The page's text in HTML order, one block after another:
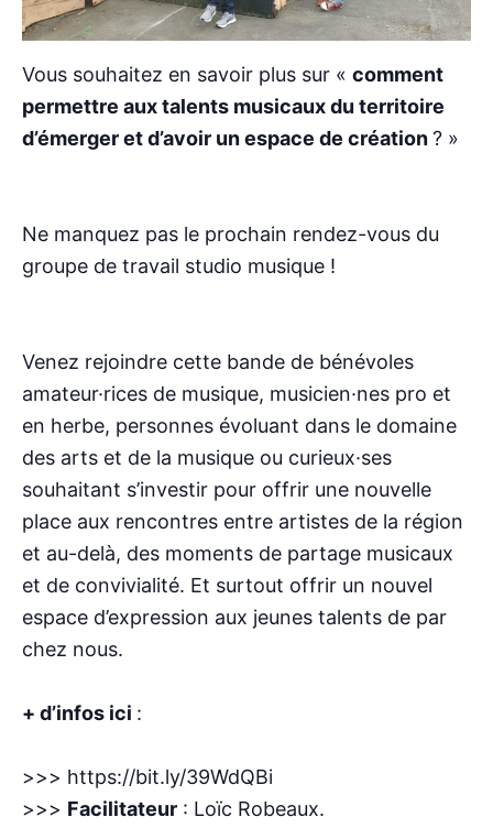
Vous souhaitez en savoir plus sur « comment
permettre aux talents musicaux du territoire
d’émerger et d’avoir un espace de création? »
Ne manquez pas le prochain rendez-vous du
groupe de travail studio musique !
Venez rejoindre cette bande de bénévoles
amateur·rices de musique, musicien·nes pro et
en herbe, personnes évoluant dans le domaine
des arts et de la musique ou curieux·ses
souhaitant s’investir pour offrir une nouvelle
place aux rencontres entre artistes de la région
et au-delà, des moments de partage musicaux
et de convivialité. Et surtout offrir un nouvel
espace d’expression aux jeunes talents de par
chez nous.
+ d’infos ici :
>>> https://bit.ly/39WdQBi
>>> Facilitateur : Loïc Robeaux.